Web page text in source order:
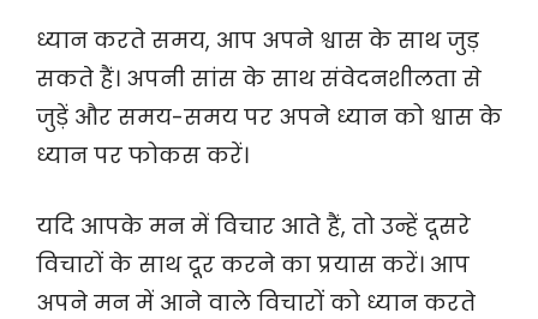
ध्यान करते समय, आप अपने श्वास के साथ जुड़
सकते हैं। अपनी सांस के साथ संवेदनशीलता से
जुड़ें और समय-समय पर अपने ध्यान को श्वास के
ध्यान पर फोकस करें।
यदि आपके मन में विचार आते हैं, तो उन्हें दूसरे
विचारों के साथ दूर करने का प्रयास करें। आप
अपने मन में आने वाले विचारों को ध्यान करते